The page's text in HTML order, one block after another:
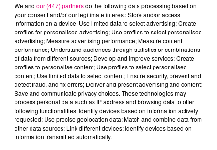
NAÏKA
One Track Mind
THERAPIE TAXI
Candide Crush
OFENBACH &
STARSAILOR
Four To The Floor
L'HOROSCOPE
We and our (447) partnersdo the following data processing based on
your consent and/or our legitimate interest: Store and/or access
information on a device; Use limited data to select advertising; Create
profiles for personalised advertising; Use profiles to select personalised
advertising; Measure advertising performance; Measure content
performance; Understand audiences through statistics or combinations
of data from different sources; Develop and improve services; Create
profiles to personalise content; Use profiles to select personalised
content; Use limited data to select content; Ensure security, prevent and
detect fraud, and fix errors; Deliver and present advertising and content;
Save and communicate privacy choices. These technologies may
process personal data such as IP address and browsing data to offer
following functionalities: Identify devices based on information actively
requested; Use precise geolocation data; Match and combine data from
other data sources; Link different devices; Identify devices based on
information transmitted automatically.